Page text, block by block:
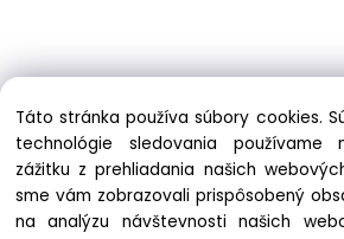
Táto stránka používa súbory cookies.
technológie sledovania používame
zážitku z prehliadania našich
sme vám zobrazovali prispôsobený
na analýzu návštevnosti našich